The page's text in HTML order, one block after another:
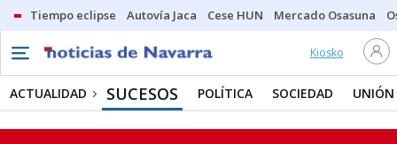
Tiempo eclipse Autovía Jaca Cese HUN Mercado Osasuna
Kiosko
ACTUALIDAD SUCESOS POLÍTICA SOCIEDAD UNIÓN